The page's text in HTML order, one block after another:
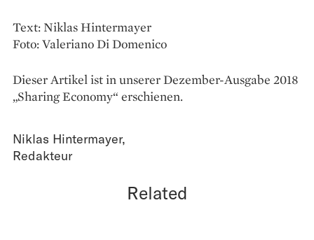
Text: Niklas Hintermayer
Foto: Valeriano Di Domenico
Dieser Artikel ist in unserer Dezember-Ausgabe 2018
„Sharing Economy“ erschienen.
Niklas Hintermayer,
Redakteur
Related